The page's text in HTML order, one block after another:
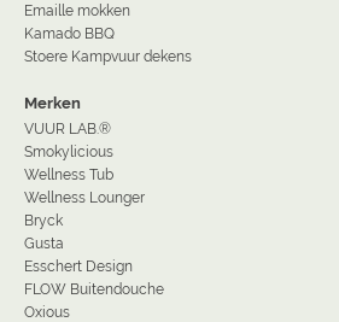
Emaille mokken
Kamado BBQ
Stoere Kampvuur dekens
Merken
VUUR LAB.®
Smokylicious
Wellness Tub
Wellness Lounger
Bryck
Gusta
Esschert Design
FLOW Buitendouche
Oxious